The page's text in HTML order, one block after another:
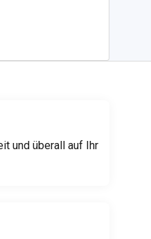
und überall auf Ihr